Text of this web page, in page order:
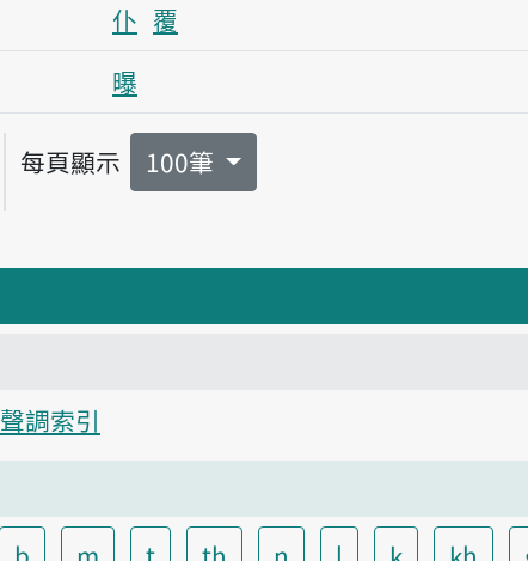
仆 覆
曝
每頁顯示 100筆
聲調索引